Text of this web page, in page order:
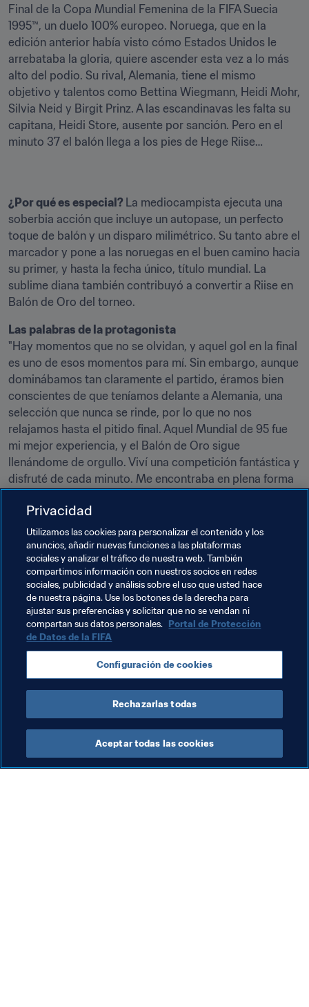
Final de la Copa Mundial Femenina de la FIFA Suecia
1995™, un duelo 100% europeo. Noruega, que en la
edición anterior había visto cómo Estados Unidos le
arrebataba la gloria, quiere ascender esta vez a lo más
alto del podio. Su rival, Alemania, tiene el mismo
objetivo y talentos como Bettina Wiegmann, Heidi Mohr,
Silvia Neid y Birgit Prinz. A las escandinavas les falta su
capitana, Heidi Store, ausente por sanción. Pero en el
minuto 37 el balón llega a los pies de Hege Riise…
¿Por qué es especial? La mediocampista ejecuta una
soberbia acción que incluye un autopase, un perfecto
toque de balón y un disparo milimétrico. Su tanto abre el
marcador y pone a las noruegas en el buen camino hacia
su primer, y hasta la fecha único, título mundial. La
sublime diana también contribuyó a convertir a Riise en
Balón de Oro del torneo.
"Hay momentos que no se olvidan, y aquel gol en la final
es uno de esos momentos para mí. Sin embargo, aunque
dominábamos tan claramente el partido, éramos bien
conscientes de que teníamos delante a Alemania, una
selección que nunca se rinde, por lo que no nos
relajamos hasta el pitido final. Aquel Mundial de 95 fue
mi mejor experiencia, y el Balón de Oro sigue
llenándome de orgullo. Viví una competición fantástica y
disfruté de cada minuto. Me encontraba en plena forma
Revive ese momento en vídeo, y para más detalles sobre
ese instante histórico, haz clic aquí.
Temas relacionados
Norway UEFA
Privacidad
Utilizamos las cookies para personalizar el contenido y los
anuncios, añadir nuevas funciones a las plataformas
sociales y analizar el tráfico de nuestra web. También
compartimos información con nuestros socios en redes
sociales, publicidad y análisis sobre el uso que usted hace
de nuestra página. Use los botones de la derecha para
ajustar sus preferencias y solicitar que no se vendan ni
compartan sus datos personales. Portal de Protección
de Datos de la FIFA
Configuración de cookies
Rechazarlas todas
Aceptar todas las cookies